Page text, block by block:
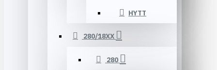
HYTT
280/18XX
280